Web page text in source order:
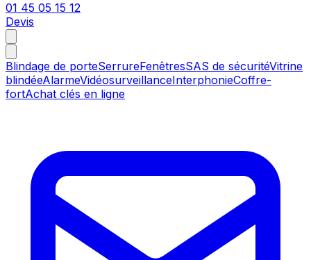
01 45 05 15 12
Devis
Blindage de porteSerrureFenêtresSAS de sécuritéVitrine
blindéeAlarmeVidéosurveillanceInterphonieCoffre-
fortAchat clés en ligne